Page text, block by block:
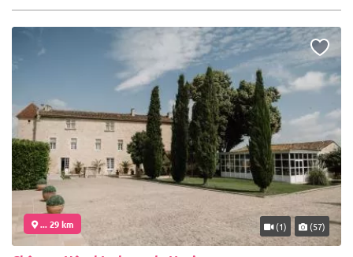
... 29 km (1) (57)